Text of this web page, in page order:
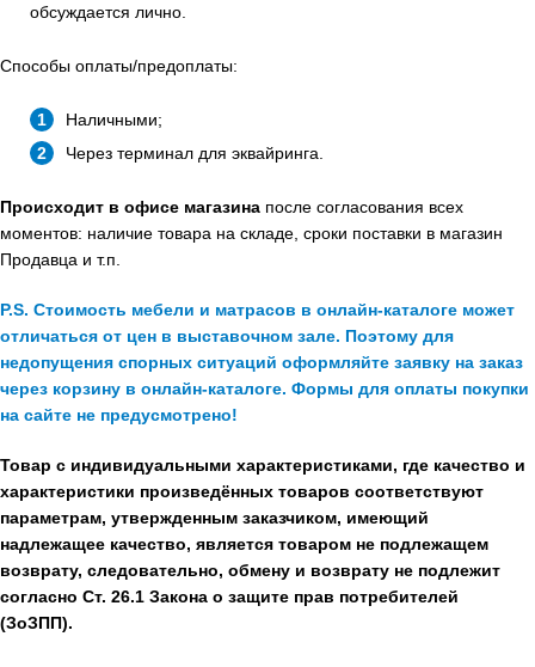
обсуждается лично.
Способы оплаты/предоплаты:
Наличными;
Через терминал для эквайринга.
Происходит в офисе магазина после согласования всех
моментов: наличие товара на складе, сроки поставки в магазин
Продавца и т.п.
P.S. Стоимость мебели и матрасов в онлайн-каталоге может
отличаться от цен в выставочном зале. Поэтому для
недопущения спорных ситуаций оформляйте заявку на заказ
через корзину в онлайн-каталоге. Формы для оплаты покупки
на сайте не предусмотрено!
Товар с индивидуальными характеристиками, где качество и
характеристики произведённых товаров соответствуют
параметрам, утвержденным заказчиком, имеющий
надлежащее качество, является товаром не подлежащем
возврату, следовательно, обмену и возврату не подлежит
согласно Ст. 26.1 Закона о защите прав потребителей
(ЗоЗПП).